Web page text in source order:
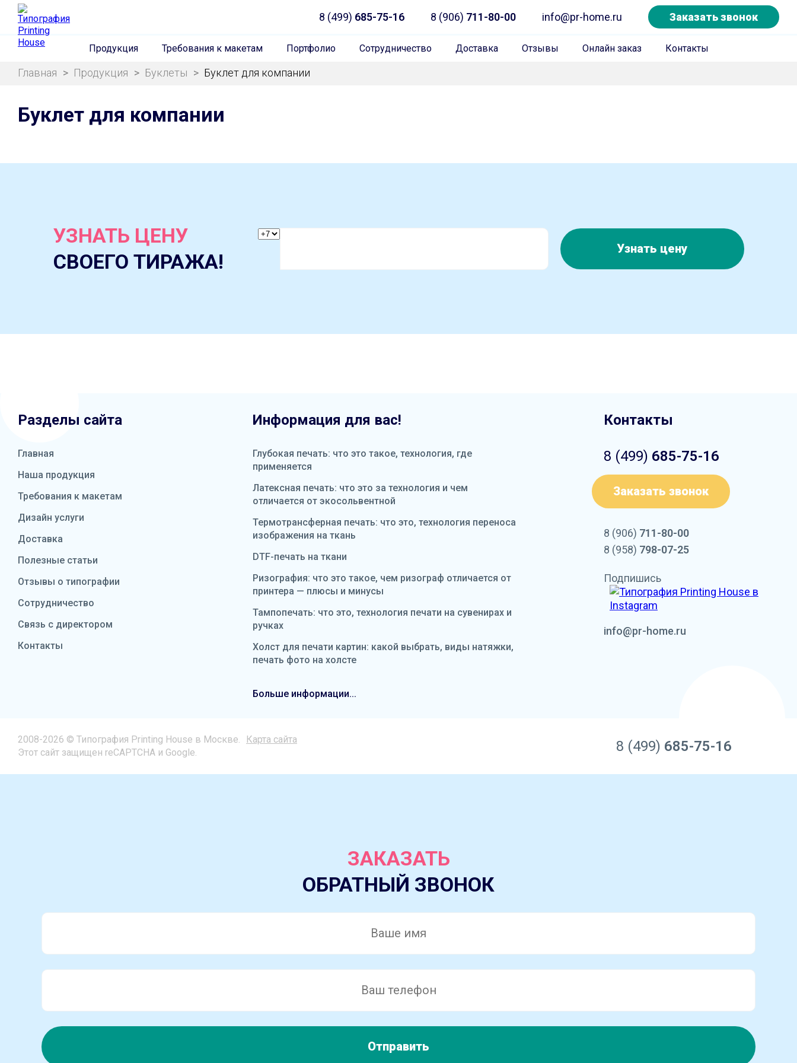
8 (499) 685-75-16 8 (906) 711-80-00 info@pr-home.ru Заказать звонок
Продукция Требования к макетам Портфолио Сотрудничество Доставка Отзывы Онлайн заказ Контакты
Главная > Продукция > Буклеты > Буклет для компании
Буклет для компании
УЗНАТЬ ЦЕНУ
СВОЕГО ТИРАЖА!
Узнать цену
Разделы сайта
Главная
Наша продукция
Требования к макетам
Дизайн услуги
Доставка
Полезные статьи
Отзывы о типографии
Сотрудничество
Связь с директором
Контакты
Информация для вас!
Глубокая печать: что это такое, технология, где
применяется
Латексная печать: что это за технология и чем
отличается от экосольвентной
Термотрансферная печать: что это, технология переноса
изображения на ткань
DTF-печать на ткани
Ризография: что это такое, чем ризограф отличается от
принтера — плюсы и минусы
Тампопечать: что это, технология печати на сувенирах и
ручках
Холст для печати картин: какой выбрать, виды натяжки,
печать фото на холсте
Больше информации...
Контакты
8 (499) 685-75-16
Заказать звонок
8 (906) 711-80-00
8 (958) 798-07-25
Подпишись
info@pr-home.ru
2008-2026 © Типография Printing House в Москве.
Карта сайта
Этот сайт защищен reCAPTCHA и Google.
8 (499) 685-75-16
ЗАКАЗАТЬ
ОБРАТНЫЙ ЗВОНОК
Отправить